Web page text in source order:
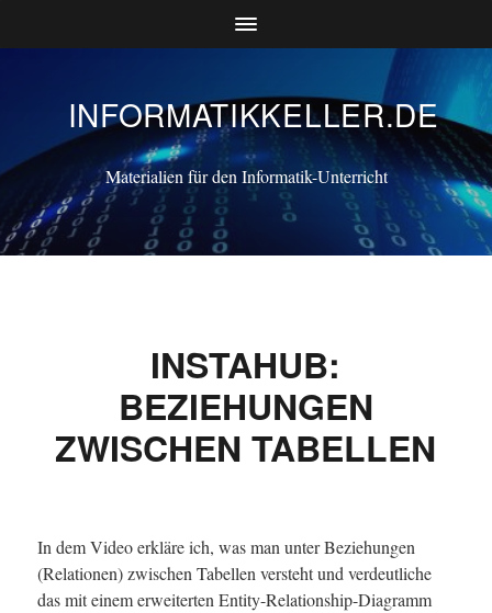
INFORMATIKKELLER.DE
Materialien für den Informatik-Unterricht
INSTAHUB:
BEZIEHUNGEN
ZWISCHEN TABELLEN
In dem Video erkläre ich, was man unter Beziehungen
(Relationen) zwischen Tabellen versteht und verdeutliche
das mit einem erweiterten Entity-Relationship-Diagramm